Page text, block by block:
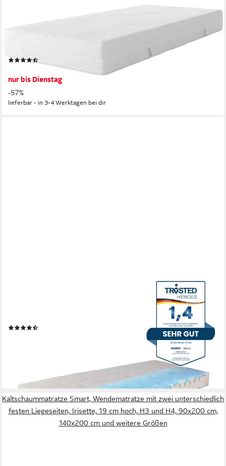
Kaltschaummatratze Tornby, 90x200 cm, 140x200 cm & weitere
Größen, atmungsaktiv, 21 cm hoch, Wendematratze
H2+3/H3+4/H4+5, ergonomisch, langlebige Qualität (RG 39)
UVP439,00 €
nur bis Dienstag
-57%
lieferbar - in 3-4 Werktagen bei dir
Gelschaummatratze GUMO, 7 Zonen Matratze 90x200,140x200
und mehr, weiche & feste Seite, 20 cm hoch, druckentlastende
Gelschaumauflage,atmungsaktiv, Partner-/Wendematratze
lieferbar - in 6-7 Werktagen bei dir
Kaltschaummatratze Smart, Wendematratze mit zwei unterschiedlich
festen Liegeseiten, Irisette, 19 cm hoch, H3 und H4, 90x200 cm,
140x200 cm und weitere Größen